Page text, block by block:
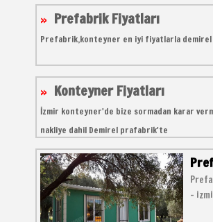
Prefabrik Fiyatları
Prefabrik,konteyner en iyi fiyatlarla
Konteyner Fiyatları
İzmir konteyner'de bize sormadan karar
nakliye dahil Demirel prafabrik'te
-